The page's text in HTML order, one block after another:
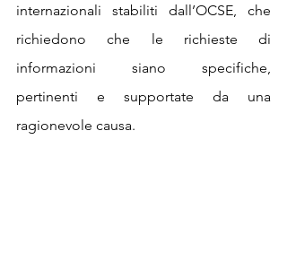
internazionali stabiliti dall’OCSE, che
richiedono che le richieste di
informazioni siano specifiche,
pertinenti e supportate da una
ragionevole causa.